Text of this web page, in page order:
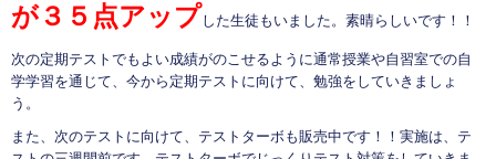
が３５点アップした生徒もいました。素晴らしいです！！
次の定期テストでもよい成績がのこせるように通常授業や自習室での自
学学習を通じて、今から定期テストに向けて、勉強をしていきましょ
う。
また、次のテストに向けて、テストターボも販売中です！！実施は、テ